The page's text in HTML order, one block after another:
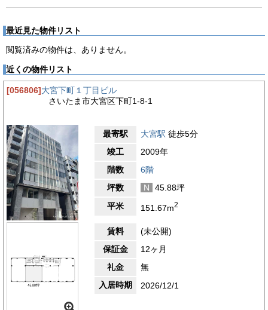
最近見た物件リスト
閲覧済みの物件は、ありません。
近くの物件リスト
[056806]大宮下町１丁目ビル
さいたま市大宮区下町1-8-1
最寄駅 大宮駅 徒歩5分
竣工
2009年
階数
6階
坪数
N
45.88坪
平米
151.67m2
賃料
(未公開)
保証金
12ヶ月
礼金
無
入居時期
2026/12/1